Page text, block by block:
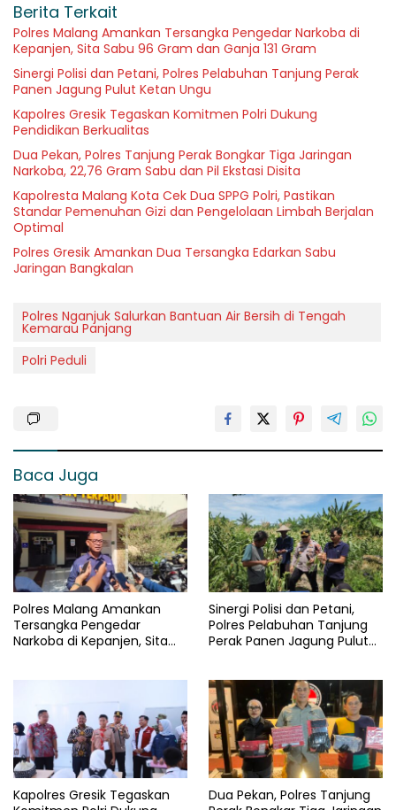
Berita Terkait
Polres Malang Amankan Tersangka Pengedar Narkoba di
Kepanjen, Sita Sabu 96 Gram dan Ganja 131 Gram
Sinergi Polisi dan Petani, Polres Pelabuhan Tanjung Perak
Panen Jagung Pulut Ketan Ungu
Kapolres Gresik Tegaskan Komitmen Polri Dukung
Pendidikan Berkualitas
Dua Pekan, Polres Tanjung Perak Bongkar Tiga Jaringan
Narkoba, 22,76 Gram Sabu dan Pil Ekstasi Disita
Kapolresta Malang Kota Cek Dua SPPG Polri, Pastikan
Standar Pemenuhan Gizi dan Pengelolaan Limbah Berjalan
Optimal
Polres Gresik Amankan Dua Tersangka Edarkan Sabu
Jaringan Bangkalan
Polres Nganjuk Salurkan Bantuan Air Bersih di Tengah
Kemarau Panjang
Polri Peduli
Baca Juga
Polres Malang Amankan
Tersangka Pengedar
Narkoba di Kepanjen, Sita
Sinergi Polisi dan Petani,
Polres Pelabuhan Tanjung
Perak Panen Jagung Pulut
Kapolres Gresik Tegaskan
Dua Pekan, Polres Tanjung